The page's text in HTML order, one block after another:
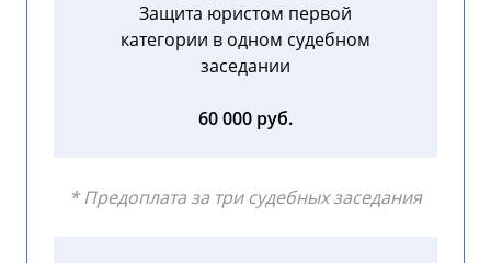
Защита юристом первой
категории в одном судебном
заседании
60 000 руб.
* Предоплата за три судебных заседания